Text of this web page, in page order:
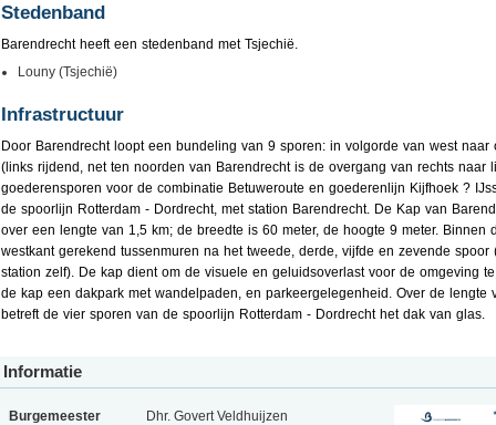
Stedenband
Barendrecht heeft een stedenband met Tsjechië.
Louny (Tsjechië)
Infrastructuur
Door Barendrecht loopt een bundeling van 9 sporen: in volgorde van west naar
(links rijdend, net ten noorden van Barendrecht is de overgang van rechts naar
goederensporen voor de combinatie Betuweroute en goederenlijn Kijfhoek ?
de spoorlijn Rotterdam - Dordrecht, met station Barendrecht. De Kap van
over een lengte van 1,5 km; de breedte is 60 meter, de hoogte 9 meter. Binnen
westkant gerekend tussenmuren na het tweede, derde, vijfde en zevende
station zelf). De kap dient om de visuele en geluidsoverlast voor de omgeving
de kap een dakpark met wandelpaden, en parkeergelegenheid. Over de lengte
betreft de vier sporen van de spoorlijn Rotterdam - Dordrecht het dak van glas.
Informatie
Burgemeester
Dhr. Govert Veldhuijzen